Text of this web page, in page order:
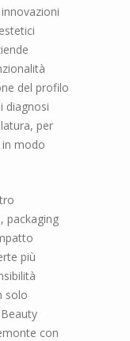
del profilo
diagnosi
per
modo
packaging
più
solo
con